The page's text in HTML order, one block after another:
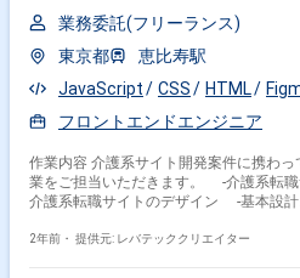
業務委託(フリーランス)
東京都
恵比寿駅
JavaScript
CSS HTML
フロントエンドエンジニア
作業内容 介護系サイト開発案件に携わ
業をご担当いただきます。 -介護系転
介護系転職サイトのデザイン -基本設計
2年前・ 提供元: レバテッククリエイター